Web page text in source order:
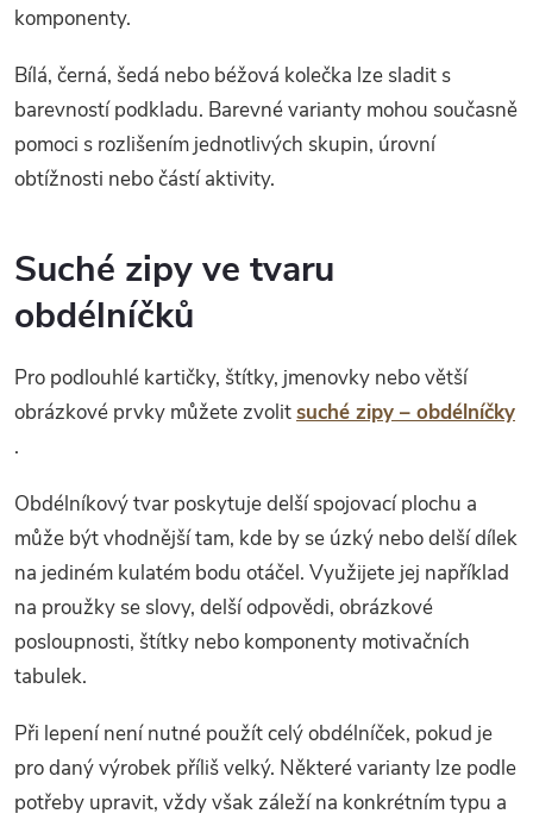
komponenty.
Bílá, černá, šedá nebo béžová kolečka lze sladit s
barevností podkladu. Barevné varianty mohou současně
pomoci s rozlišením jednotlivých skupin, úrovní
obtížnosti nebo částí aktivity.
Suché zipy ve tvaru
obdélníčků
Pro podlouhlé kartičky, štítky, jmenovky nebo větší
obrázkové prvky můžete zvolitsuché zipy – obdélníčky
.
Obdélníkový tvar poskytuje delší spojovací plochu a
může být vhodnější tam, kde by se úzký nebo delší dílek
na jediném kulatém bodu otáčel. Využijete jej například
na proužky se slovy, delší odpovědi, obrázkové
posloupnosti, štítky nebo komponenty motivačních
tabulek.
Při lepení není nutné použít celý obdélníček, pokud je
pro daný výrobek příliš velký. Některé varianty lze podle
potřeby upravit, vždy však záleží na konkrétním typu a